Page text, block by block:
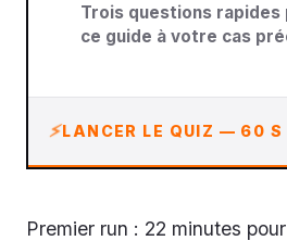
Trois questions rapides
ce guide à votre cas
LANCER LE QUIZ — 60 S
Premier run : 22 minutes